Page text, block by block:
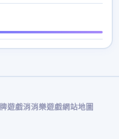
遊戲消消樂遊戲網站地圖